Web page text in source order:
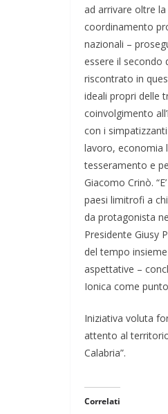
ad arrivare oltre
coordinamento
nazionali –
essere il secondo
riscontrato in
ideali propri delle
coinvolgimento
con i
lavoro, economia
tesseramento e
Giacomo Crinò.
paesi limitrofi a
da protagonista
Presidente Giusy
del tempo
aspettative –
Ionica come
Iniziativa voluta
attento al
Calabria”.
Correlati